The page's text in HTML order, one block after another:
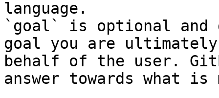
language.
`goal` is optional and
goal you are
behalf of the user.
answer towards what